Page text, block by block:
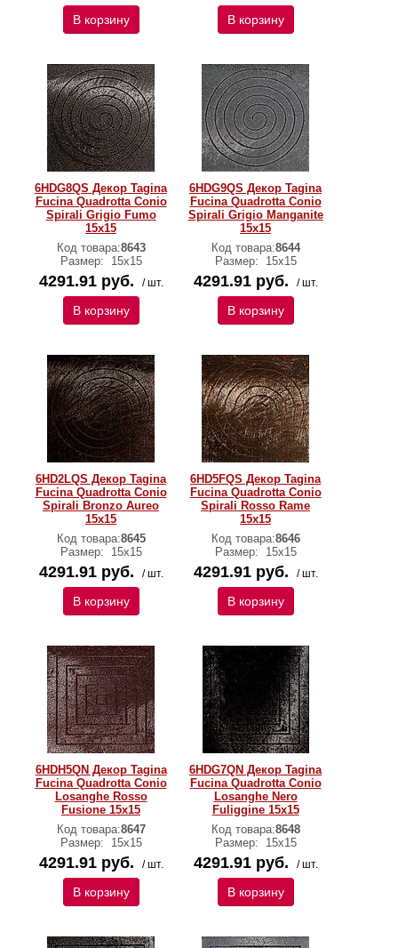
В корзину В корзину
6HDG8QS Декор Tagina
Fucina Quadrotta Conio
Spirali Grigio Fumo
15x15
Код товара:8643
Размер:
15x15
4291.91 руб. / шт.
В корзину
6HDG9QS Декор Tagina
Fucina Quadrotta Conio
Spirali Grigio Manganite
15x15
Код товара:8644
Размер:
15x15
4291.91 руб. / шт.
В корзину
6HD2LQS Декор Tagina
Fucina Quadrotta Conio
Spirali Bronzo Aureo
15x15
Код товара:8645
Размер:
15x15
4291.91 руб. / шт.
В корзину
6HD5FQS Декор Tagina
Fucina Quadrotta Conio
Spirali Rosso Rame
15x15
Код товара:8646
Размер:
15x15
4291.91 руб. / шт.
В корзину
6HDH5QN Декор Tagina
Fucina Quadrotta Conio
Losanghe Rosso
Fusione 15x15
Код товара:8647
Размер:
15x15
4291.91 руб. / шт.
В корзину
6HDG7QN Декор Tagina
Fucina Quadrotta Conio
Losanghe Nero
Fuliggine 15x15
Код товара:8648
Размер:
15x15
4291.91 руб. / шт.
В корзину